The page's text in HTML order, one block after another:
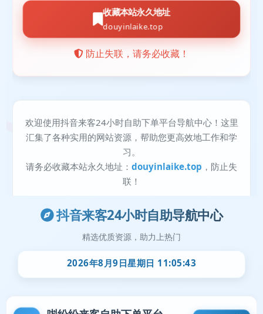
抖音来客24小时自助导航中心
精选优质资源，助力上热门
2026年8月9日星期日 11:05:43